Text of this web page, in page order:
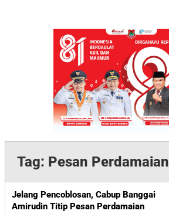
Tag: Pesan Perdamaian
Jelang Pencoblosan, Cabup Banggai
Amirudin Titip Pesan Perdamaian